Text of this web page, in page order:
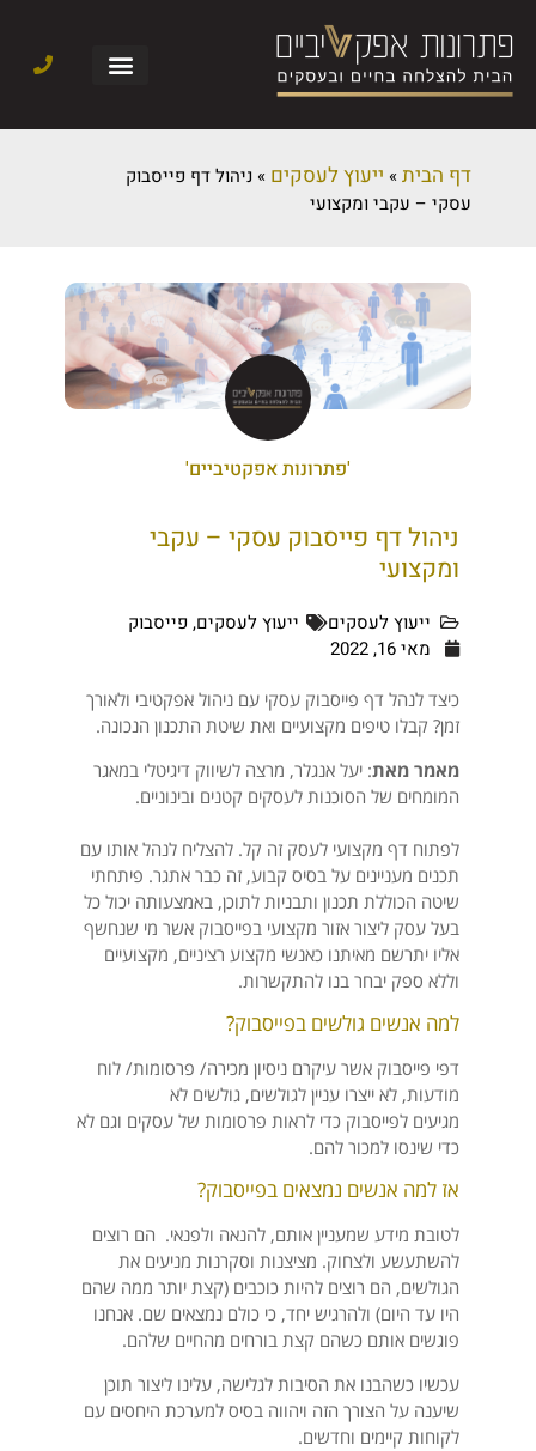
דף הבית» ייעוץ לעסקים » ניהול דף פייסבוק
עסקי – עקבי ומקצועי
'פתרונות אפקטיביים'
ניהול דף פייסבוק עסקי – עקבי
ומקצועי
ייעוץ לעסקים ייעוץ לעסקים, פייסבוק
מאי 16, 2022
כיצד לנהל דף פייסבוק עסקי עם ניהול אפקטיבי ולאורך
זמן? קבלו טיפים מקצועיים ואת שיטת התכנון הנכונה.
מאמר מאת: יעל אנגלר, מרצה לשיווק דיגיטלי במאגר
המומחים של הסוכנות לעסקים קטנים ובינוניים.
​​​​לפתוח דף מקצועי לעסק זה קל. להצליח לנהל אותו עם
תכנים מעניינים על בסיס קבוע, זה כבר אתגר. פיתחתי
שיטה הכוללת תכנון ותבניות לתוכן, באמצעותה יכול כל
בעל עסק ליצור אזור מקצועי בפייסבוק אשר מי שנחשף
אליו יתרשם מאיתנו כאנשי מקצוע רציניים, מקצועיים
וללא ספק יבחר בנו להתקשרות.
למה אנשים גולשים בפייסבוק?
דפי פייסבוק אשר עיקרם ניסיון מכירה/ פרסומות/ לוח
מודעות, לא ייצרו עניין לגולשים, גולשים לא
מגיעים לפייסבוק כדי לראות פרסומות של עסקים וגם לא
כדי שינסו למכור להם.
אז למה אנשים נמצאים בפייסבוק?
לטובת מידע שמעניין אותם, להנאה ולפנאי. הם רוצים
להשתעשע ולצחוק. מציצנות וסקרנות מניעים את
הגולשים, הם רוצים להיות כוכבים (קצת יותר ממה שהם
היו עד היום) ולהרגיש יחד, כי כולם נמצאים שם. אנחנו
פוגשים אותם כשהם קצת בורחים מהחיים שלהם.
עכשיו כשהבנו את הסיבות לגלישה, עלינו ליצור תוכן
שיענה על הצורך הזה ויהווה בסיס למערכת היחסים עם
לקוחות קיימים וחדשים.